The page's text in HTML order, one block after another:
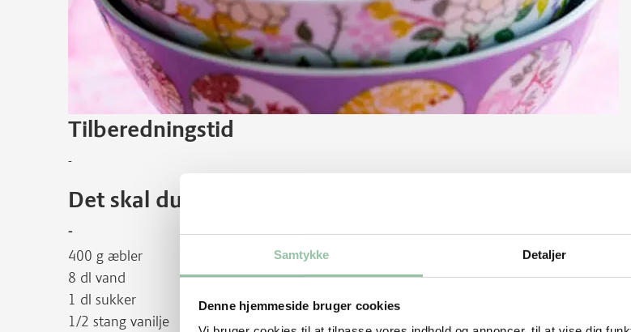
Samtykke Detaljer
Denne hjemmeside bruger cookies
Tilberedningstid
-
Det skal du bruge
-
400 g æbler
8 dl vand
1 dl sukker
1/2 stang vanilje